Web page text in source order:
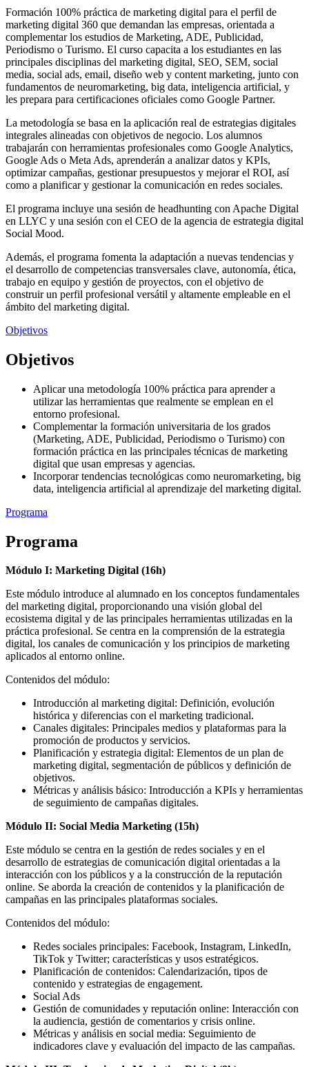
Formación 100% práctica de marketing digital para el perfil de
marketing digital 360 que demandan las empresas, orientada a
complementar los estudios de Marketing, ADE, Publicidad,
Periodismo o Turismo. El curso capacita a los estudiantes en las
principales disciplinas del marketing digital, SEO, SEM, social
media, social ads, email, diseño web y content marketing, junto con
fundamentos de neuromarketing, big data, inteligencia artificial, y
les prepara para certificaciones oficiales como Google Partner.
La metodología se basa en la aplicación real de estrategias digitales
integrales alineadas con objetivos de negocio. Los alumnos
trabajarán con herramientas profesionales como Google Analytics,
Google Ads o Meta Ads, aprenderán a analizar datos y KPIs,
optimizar campañas, gestionar presupuestos y mejorar el ROI, así
como a planificar y gestionar la comunicación en redes sociales.
El programa incluye una sesión de headhunting con Apache Digital
en LLYC y una sesión con el CEO de la agencia de estrategia digital
Social Mood.
Además, el programa fomenta la adaptación a nuevas tendencias y
el desarrollo de competencias transversales clave, autonomía, ética,
trabajo en equipo y gestión de proyectos, con el objetivo de
construir un perfil profesional versátil y altamente empleable en el
ámbito del marketing digital.
Objetivos
Objetivos
Aplicar una metodología 100% práctica para aprender a
utilizar las herramientas que realmente se emplean en el
entorno profesional.
Complementar la formación universitaria de los grados
(Marketing, ADE, Publicidad, Periodismo o Turismo) con
formación práctica en las principales técnicas de marketing
digital que usan empresas y agencias.
Incorporar tendencias tecnológicas como neuromarketing, big
data, inteligencia artificial al aprendizaje del marketing digital.
Programa
Programa
Módulo I: Marketing Digital (16h)
Este módulo introduce al alumnado en los conceptos fundamentales
del marketing digital, proporcionando una visión global del
ecosistema digital y de las principales herramientas utilizadas en la
práctica profesional. Se centra en la comprensión de la estrategia
digital, los canales de comunicación y los principios de marketing
aplicados al entorno online.
Contenidos del módulo:
Introducción al marketing digital: Definición, evolución
histórica y diferencias con el marketing tradicional.
Canales digitales: Principales medios y plataformas para la
promoción de productos y servicios.
Planificación y estrategia digital: Elementos de un plan de
marketing digital, segmentación de públicos y definición de
objetivos.
Métricas y análisis básico: Introducción a KPIs y herramientas
de seguimiento de campañas digitales.
Módulo II: Social Media Marketing (15h)
Este módulo se centra en la gestión de redes sociales y en el
desarrollo de estrategias de comunicación digital orientadas a la
interacción con los públicos y a la construcción de la reputación
online. Se aborda la creación de contenidos y la planificación de
campañas en las principales plataformas sociales.
Contenidos del módulo:
Redes sociales principales: Facebook, Instagram, LinkedIn,
TikTok y Twitter; características y usos estratégicos.
Planificación de contenidos: Calendarización, tipos de
contenido y estrategias de engagement.
Social Ads
Gestión de comunidades y reputación online: Interacción con
la audiencia, gestión de comentarios y crisis online.
Métricas y análisis en social media: Seguimiento de
indicadores clave y evaluación del impacto de las campañas.